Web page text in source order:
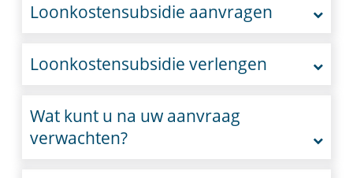
Loonkostensubsidie aanvragen
Loonkostensubsidie verlengen
Wat kunt u na uw aanvraag
verwachten?